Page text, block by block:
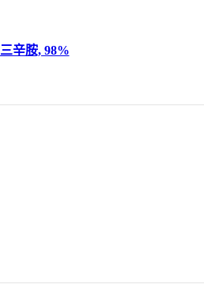
三辛胺, 98%